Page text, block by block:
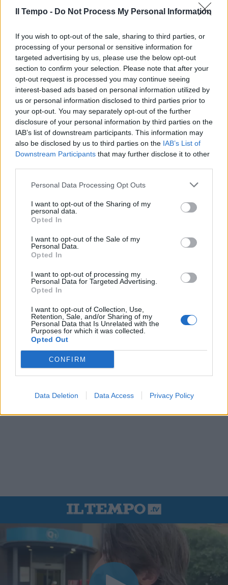
Il Tempo - Do Not Process My Personal Information
If you wish to opt-out of the sale, sharing to third parties, or
processing of your personal or sensitive information for
targeted advertising by us, please use the below opt-out
section to confirm your selection. Please note that after your
opt-out request is processed you may continue seeing
interest-based ads based on personal information utilized by
us or personal information disclosed to third parties prior to
your opt-out. You may separately opt-out of the further
disclosure of your personal information by third parties on the
IAB’s list of downstream participants. This information may
also be disclosed by us to third parties on the IAB’s List of
Downstream Participants that may further disclose it to other
Personal Data Processing Opt Outs
I want to opt-out of the Sharing of my
personal data.
Opted In
I want to opt-out of the Sale of my
Personal Data.
Opted In
I want to opt-out of processing my
Personal Data for Targeted Advertising.
Opted In
I want to opt-out of Collection, Use,
Retention, Sale, and/or Sharing of my
Personal Data that Is Unrelated with the
Purposes for which it was collected.
Opted Out
CONFIRM
Data Deletion Data Access Privacy Policy
In evidenza